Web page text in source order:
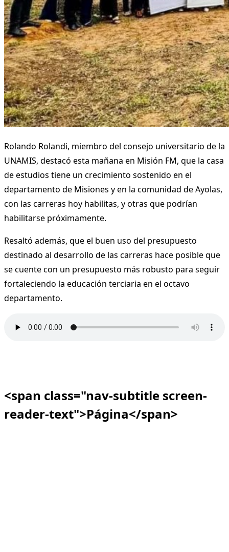
Rolando Rolandi, miembro del consejo universitario de la
UNAMIS, destacó esta mañana en Misión FM, que la casa
de estudios tiene un crecimiento sostenido en el
departamento de Misiones y en la comunidad de Ayolas,
con las carreras hoy habilitas, y otras que podrían
habilitarse próximamente.
Resaltó además, que el buen uso del presupuesto
destinado al desarrollo de las carreras hace posible que
se cuente con un presupuesto más robusto para seguir
fortaleciendo la educación terciaria en el octavo
departamento.
<span class="nav-subtitle screen-
reader-text">Página</span>